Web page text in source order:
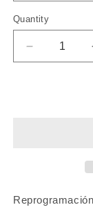
Quantity
Decrease
quantity